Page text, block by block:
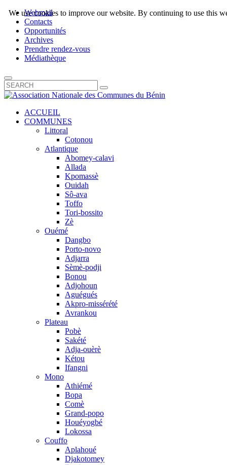
Webmail
Contacts
Opportunités
Archives
Prendre rendez-vous
Médiathèque
ACCUEIL
COMMUNES
Littoral
Cotonou
Atlantique
Abomey-calavi
Allada
Kpomassè
Ouidah
Sô-ava
Toffo
Tori-bossito
Zè
Ouémé
Dangbo
Porto-novo
Adjarra
Sèmè-podji
Bonou
Adjohoun
Aguégués
Akpro-missérété
Avrankou
Plateau
Pobè
Sakété
Adja-ouèrè
Kétou
Ifangni
Mono
Athiémé
Bopa
Comè
Grand-popo
Houéyogbé
Lokossa
Couffo
Aplahoué
Djakotomey
We use cookies to improve our website. By continuing to use this